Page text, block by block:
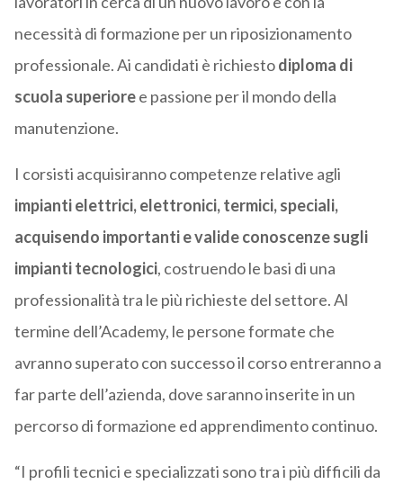
necessità di formazione per un riposizionamento
professionale. Ai candidati è richiestodiploma di
scuola superioree passione per il mondo della
manutenzione.
I corsisti acquisiranno competenze relative agli
impianti elettrici, elettronici, termici, speciali,
acquisendo importanti e valide conoscenze sugli
impianti tecnologici, costruendo le basi di una
professionalità tra le più richieste del settore. Al
termine dell’Academy, le persone formate che
avranno superato con successo il corso entreranno a
far parte dell’azienda, dove saranno inserite in un
percorso di formazione ed apprendimento continuo.
“I profili tecnici e specializzati sono tra i più difficili da